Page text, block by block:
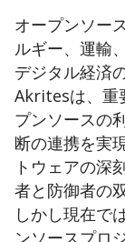
オープンソー
ルギー、運輸
デジタル経済
Akritesは、重
プンソースの
断の連携を実
トウェアの深
者と防御者の
しかし現在で
ンソースプロ